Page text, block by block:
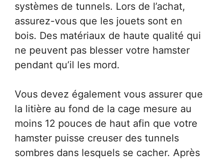
systèmes de tunnels. Lors de l’achat,
assurez-vous que les jouets sont en
bois. Des matériaux de haute qualité qui
ne peuvent pas blesser votre hamster
pendant qu’il les mord.
Vous devez également vous assurer que
la litière au fond de la cage mesure au
moins 12 pouces de haut afin que votre
hamster puisse creuser des tunnels
sombres dans lesquels se cacher. Après